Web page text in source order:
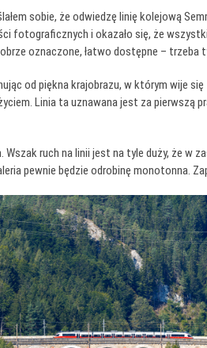
sobie, że odwiedzę linię kolejową
fotograficznych i okazało się, że
oznaczone, łatwo dostępne –
od piękna krajobrazu, w którym wije
Linia ta uznawana jest za pierwszą
ruch na linii jest na tyle duży, że w
pewnie będzie odrobinę monotonna.